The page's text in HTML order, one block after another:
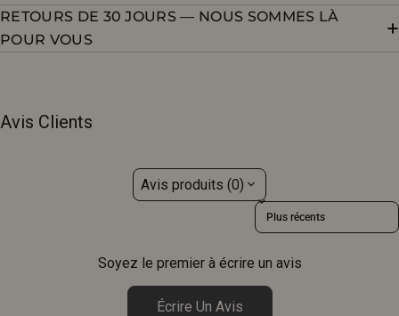
RETOURS DE 30 JOURS — NOUS SOMMES LÀ
POUR VOUS
Avis Clients
Avis produits (0)
Sort reviews by
Soyez le premier à écrire un avis
Écrire Un Avis